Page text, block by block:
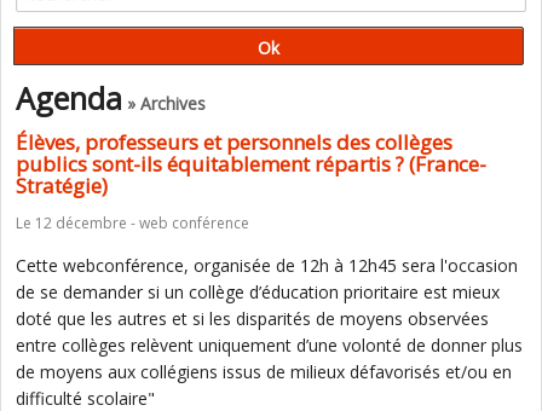
Agenda » Archives
Élèves, professeurs et personnels des collèges
publics sont-ils équitablement répartis ? (France-
Stratégie)
Le 12 décembre - web conférence
Cette webconférence, organisée de 12h à 12h45 sera l'occasion
de se demander si un collège d’éducation prioritaire est mieux
doté que les autres et si les disparités de moyens observées
entre collèges relèvent uniquement d’une volonté de donner plus
de moyens aux collégiens issus de milieux défavorisés et/ou en
difficulté scolaire"